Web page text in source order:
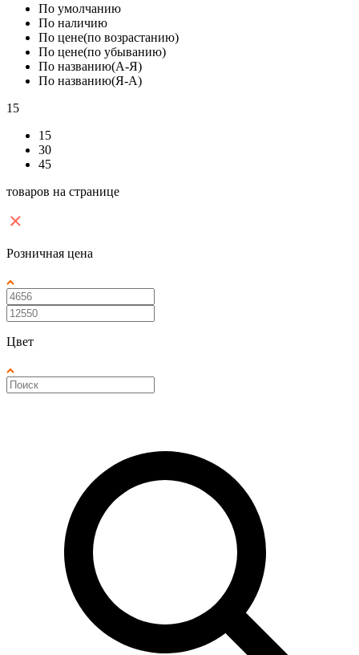
По умолчанию
По наличию
По цене(по возрастанию)
По цене(по убыванию)
По названию(А-Я)
По названию(Я-А)
15
15
30
45
товаров на странице
Розничная цена
Цвет